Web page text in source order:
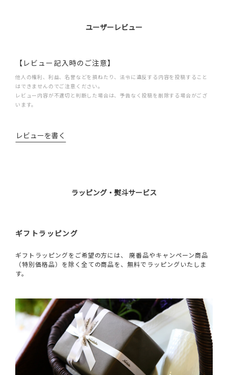
ユーザーレビュー
【レビュー記入時のご注意】
他人の権利、利益、名誉などを損ねたり、法令に違反する内容を投稿すること
はできませんのでご注意ください。
レビュー内容が不適切と判断した場合は、予告なく投稿を削除する場合がござ
います。
レビューを書く
ラッピング・熨斗サービス
ギフトラッピング
ギフトラッピングをご希望の方には、 廃番品やキャンペーン商品
（特別価格品）を除く全ての商品を、無料でラッピングいたしま
す。